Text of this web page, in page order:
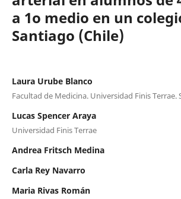
a 1o medio en un
Santiago (Chile)
Laura Urube Blanco
Facultad de Medicina. Universidad Finis Terrae.
Lucas Spencer Araya
Universidad Finis Terrae
Andrea Fritsch Medina
Carla Rey Navarro
Maria Rivas Román